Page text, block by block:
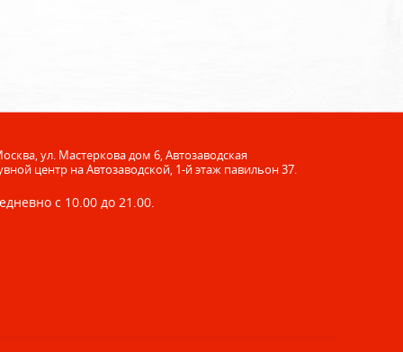
ул. Мастеркова дом 6, Автозаводская
центр на Автозаводской, 1-й этаж павильон 37.
с 10.00 до 21.00.